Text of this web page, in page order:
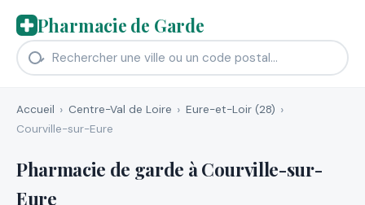
Pharmacie de Garde
Accueil Centre-Val de Loire
Eure-et-Loir (28)
Courville-sur-Eure
Pharmacie de garde à Courville-sur-
Eure